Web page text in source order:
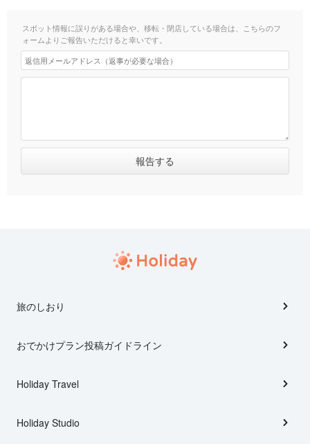
スポット情報に誤りがある場合や、移転・閉店している場合は、こちらのフ
ォームよりご報告いただけると幸いです。
旅のしおり
おでかけプラン投稿ガイドライン
Holiday Travel
Holiday Studio